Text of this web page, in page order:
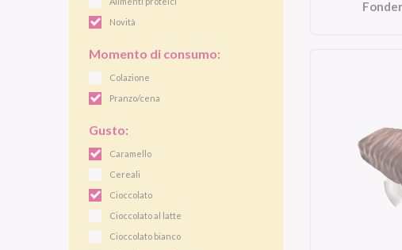
Novità
Momento di consumo:
Colazione
Pranzo/cena
Gusto:
Caramello
Cereali
Cioccolato
Cioccolato al latte
Cioccolato bianco